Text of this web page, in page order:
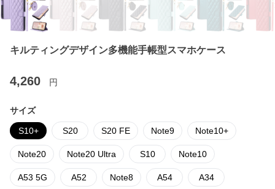
キルティングデザイン多機能手帳型スマホケース
4,260 円
サイズ
S10+ S20 S20 FE Note9 Note10+
Note20 Note20 Ultra S10 Note10
A53 5G A52 Note8 A54 A34